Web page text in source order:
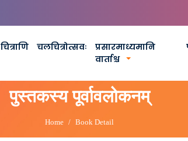
चित्राणि चलचित्रोत्सवः
प्रसारमाध्यमानि
वार्ताश्च
पुस्तकस्य पूर्वावलोकनम्
Home Book Detail